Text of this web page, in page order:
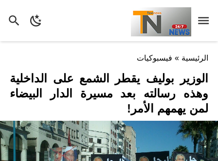
الرئيسية » فيسبوكيات
الوزير بوليف يقطر الشمع على الداخلية
وهذه رسالته بعد مسيرة الدار البيضاء
لمن يهمهم الأمر!